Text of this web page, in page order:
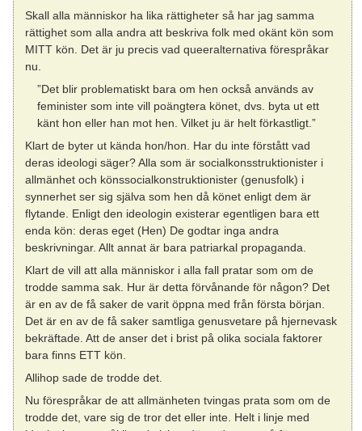
Skall alla människor ha lika rättigheter så har jag samma
rättighet som alla andra att beskriva folk med okänt kön som
MITT kön. Det är ju precis vad queeralternativa förespråkar
nu.
”Det blir problematiskt bara om hen också används av
feminister som inte vill poängtera könet, dvs. byta ut ett
känt hon eller han mot hen. Vilket ju är helt förkastligt.”
Klart de byter ut kända hon/hon. Har du inte förstått vad
deras ideologi säger? Alla som är socialkonsstruktionister i
allmänhet och könssocialkonstruktionister (genusfolk) i
synnerhet ser sig själva som hen då könet enligt dem är
flytande. Enligt den ideologin existerar egentligen bara ett
enda kön: deras eget (Hen) De godtar inga andra
beskrivningar. Allt annat är bara patriarkal propaganda.
Klart de vill att alla människor i alla fall pratar som om de
trodde samma sak. Hur är detta förvånande för någon? Det
är en av de få saker de varit öppna med från första början.
Det är en av de få saker samtliga genusvetare på hjernevask
bekräftade. Att de anser det i brist på olika sociala faktorer
bara finns ETT kön.
Allihop sade de trodde det.
Nu förespråkar de att allmänheten tvingas prata som om de
trodde det, vare sig de tror det eller inte. Helt i linje med